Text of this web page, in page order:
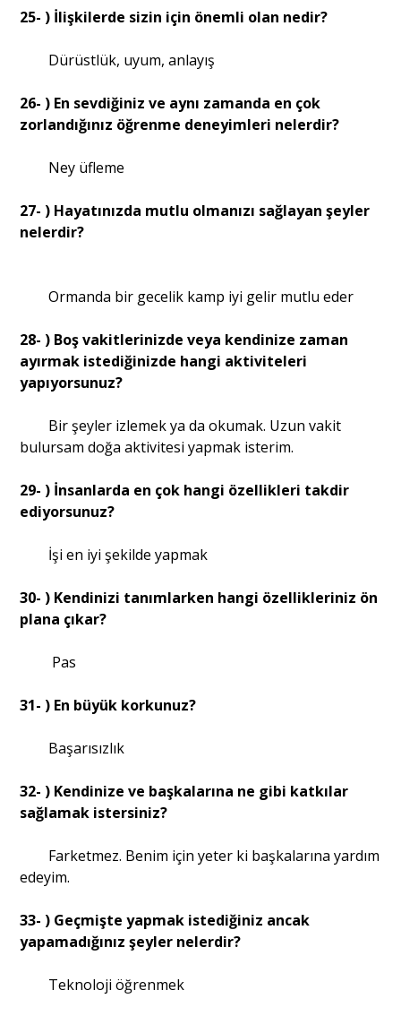
25- ) İlişkilerde sizin için önemli olan nedir?
Dürüstlük, uyum, anlayış
26- ) En sevdiğiniz ve aynı zamanda en çok
zorlandığınız öğrenme deneyimleri nelerdir?
Ney üfleme
27- ) Hayatınızda mutlu olmanızı sağlayan şeyler
nelerdir?
Ormanda bir gecelik kamp iyi gelir mutlu eder
28- ) Boş vakitlerinizde veya kendinize zaman
ayırmak istediğinizde hangi aktiviteleri
yapıyorsunuz?
Bir şeyler izlemek ya da okumak. Uzun vakit
bulursam doğa aktivitesi yapmak isterim.
29- ) İnsanlarda en çok hangi özellikleri takdir
ediyorsunuz?
İşi en iyi şekilde yapmak
30- ) Kendinizi tanımlarken hangi özellikleriniz ön
plana çıkar?
Pas
31- ) En büyük korkunuz?
Başarısızlık
32- ) Kendinize ve başkalarına ne gibi katkılar
sağlamak istersiniz?
Farketmez. Benim için yeter ki başkalarına yardım
edeyim.
33- ) Geçmişte yapmak istediğiniz ancak
yapamadığınız şeyler nelerdir?
Teknoloji öğrenmek